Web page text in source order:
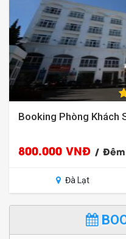
Booking Phòng Khách
800.000 VNĐ / Đêm
Đà Lạt